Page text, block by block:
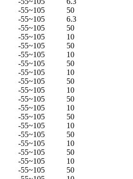
-55~105
50
-55~105
6.3
-55~105
50
-55~105
10
-55~105
50
-55~105
10
-55~105
50
-55~105
10
-55~105
50
-55~105
10
-55~105
50
-55~105
10
-55~105
50
-55~105
10
-55~105
50
-55~105
10
-55~105
50
-55~105
10
-55~105
50